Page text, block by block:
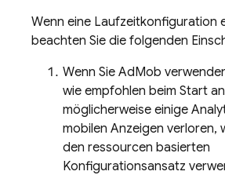
Wenn eine Laufzeitkonfiguration
beachten Sie die folgenden
Wenn Sie AdMob
wie empfohlen beim Start
möglicherweise einige
mobilen Anzeigen verloren,
den ressourcen basierten
Konfigurationsansatz